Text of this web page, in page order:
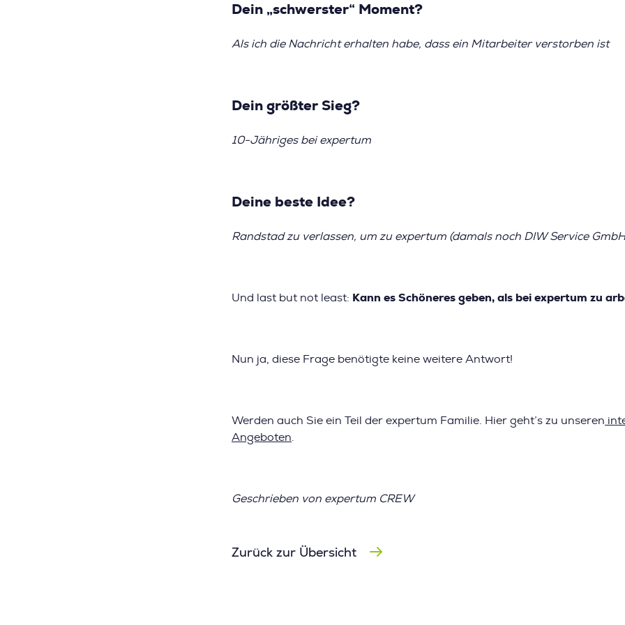
Dein „schwerster“ Moment?
Als ich die Nachricht erhalten habe, dass ein Mitarbeiter verstorben ist
Dein größter Sieg?
10-Jähriges bei expertum
Deine beste Idee?
Randstad zu verlassen, um zu expertum (damals noch DIW Service
Und last but not least: Kann es Schöneres geben, als bei expertum zu
Nun ja, diese Frage benötigte keine weitere Antwort!
Werden auch Sie ein Teil der expertum Familie. Hier geht’s zu unseren
Angeboten
Geschrieben von expertum CREW
Zurück zur Übersicht